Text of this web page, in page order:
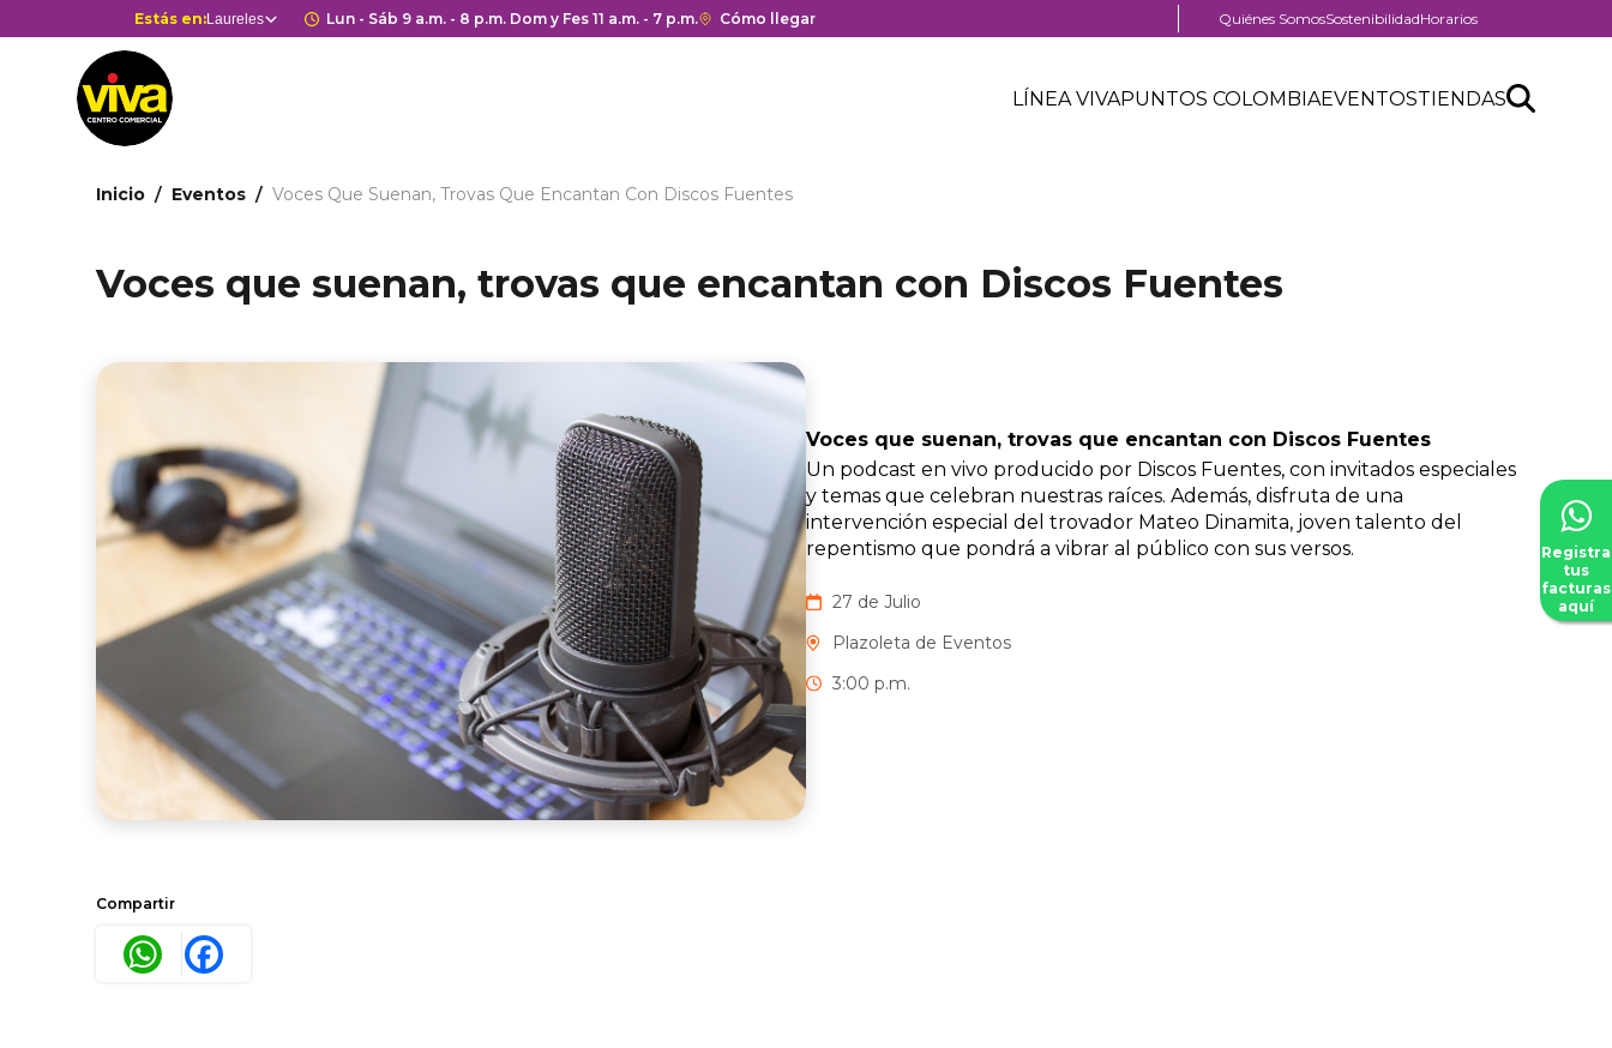
al
contenido
principal
Selector
de
centros
comerciales
Estás en:Estás en
Laureles Horario de apertura y cierre del centro comercial.
Lun - Sáb 9 a.m. - 8 p.m. Dom y Fes 11 a.m. - 7 p.m.Enlace
del
centro
Cómo llegar
Menú
Quiénes SomosSostenibilidadHorarios
Header
Menú
LÍNEA VIVAPUNTOS COLOMBIAEVENTOSTIENDASSearch
Buscar
Ruta
de
Inicio Eventos Voces Que Suenan, Trovas Que Encantan Con Discos Fuentes
Voces que suenan, trovas que encantan con Discos Fuentes
Voces que suenan, trovas que encantan con Discos Fuentes
Un podcast en vivo producido por Discos Fuentes, con invitados especiales
y temas que celebran nuestras raíces. Además, disfruta de una
intervención especial del trovador Mateo Dinamita, joven talento del
repentismo que pondrá a vibrar al público con sus versos.
27 de Julio
Plazoleta de Eventos
3:00 p.m.
Compartir
WhatsApp
Registra
tus
facturas
aquí